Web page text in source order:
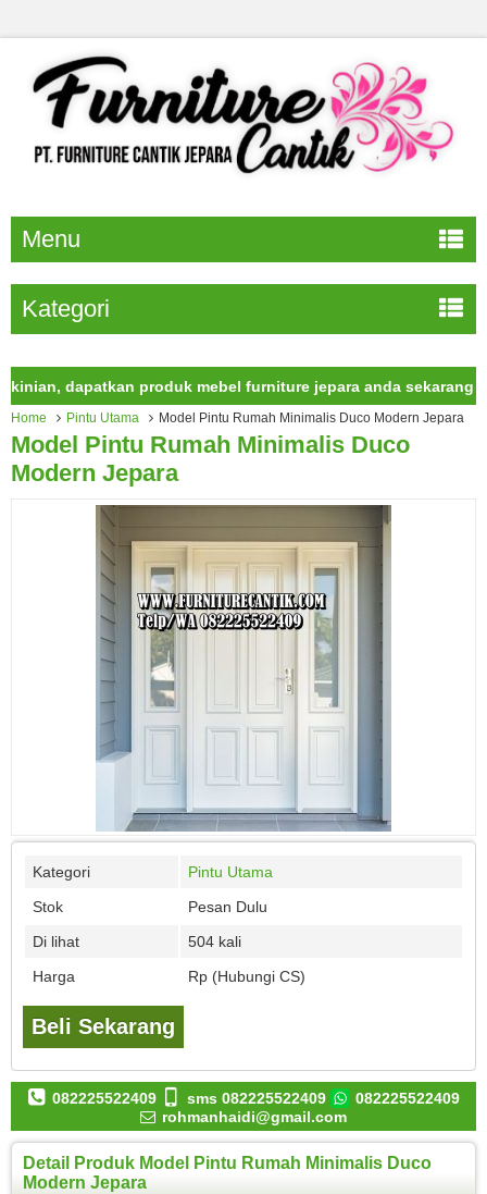
Menu
Kategori
produk mebel furniture jepara anda sekarang juga.
Home Pintu Utama Model Pintu Rumah Minimalis Duco Modern Jepara
Model Pintu Rumah Minimalis Duco
Modern Jepara
Kategori
Pintu Utama
Stok
Pesan Dulu
Di lihat
504 kali
Harga
Rp (Hubungi CS)
Beli Sekarang
082225522409 sms 082225522409
082225522409
rohmanhaidi@gmail.com
Detail Produk Model Pintu Rumah Minimalis Duco
Modern Jepara